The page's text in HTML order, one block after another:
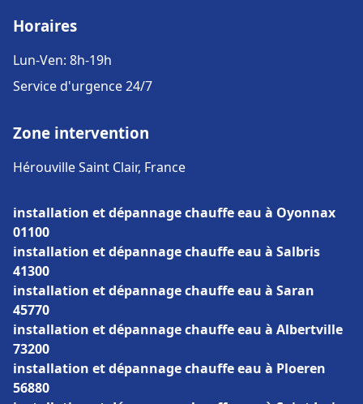
Horaires
Lun-Ven: 8h-19h
Service d'urgence 24/7
Zone intervention
Hérouville Saint Clair, France
installation et dépannage chauffe eau à Oyonnax
01100
installation et dépannage chauffe eau à Salbris
41300
installation et dépannage chauffe eau à Saran
45770
installation et dépannage chauffe eau à Albertville
73200
installation et dépannage chauffe eau à Ploeren
56880